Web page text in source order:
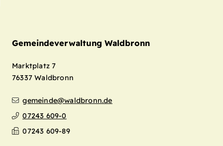
Gemeindeverwaltung Waldbronn
Marktplatz 7
76337 Waldbronn
gemeinde@waldbronn.de
07243 609-0
07243 609-89